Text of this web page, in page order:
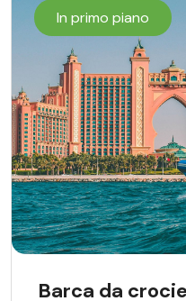
In primo piano
Barca da